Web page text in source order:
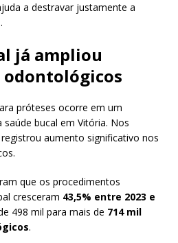
a destravar justamente a
já ampliou
próteses ocorre em um
bucal em Vitória. Nos
aumento significativo nos
que os procedimentos
cresceram 43,5% entre 2023 e
498 mil para mais de 714 mil
.